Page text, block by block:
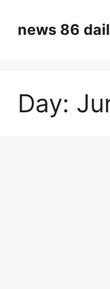
contentnews 86
Day: